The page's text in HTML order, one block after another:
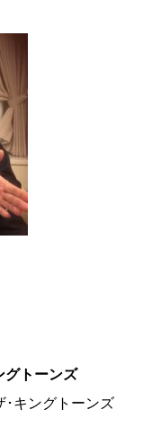
グトーンズ
キングトーンズ